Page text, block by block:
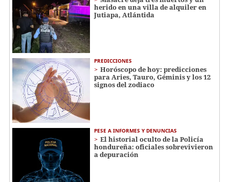
herido en una villa de alquiler en
Jutiapa, Atlántida
PREDICCIONES
Horóscopo de hoy: predicciones
para Aries, Tauro, Géminis y los 12
signos del zodiaco
PESE A INFORMES Y DENUNCIAS
El historial oculto de la Policía
hondureña: oficiales sobrevivieron
a depuración